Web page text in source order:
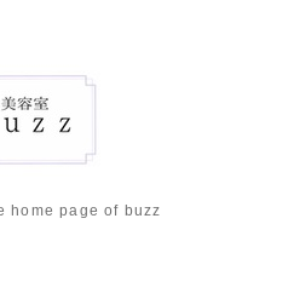
home page of buzz